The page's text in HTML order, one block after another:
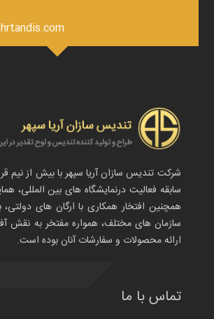
شرکت تندیس سازان آریا سپهر با بیش از نیم
سابقه فعالیت درنمایشگاه های بین المللی،
همچنین افتخار همکاری با ارگان های
سازمان های مختلف، همواره مفتخر به نقش
ارائه محصولات و سفارشات آنان بوده است.
تماس با ما